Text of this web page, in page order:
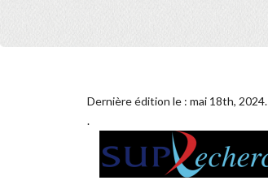
Dernière édition le : mai 18th, 2024.
.